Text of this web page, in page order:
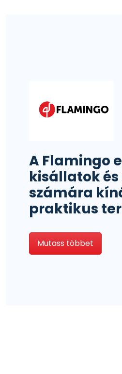
A Flamingo
kisállatok
számára
praktikus
Mutass többet